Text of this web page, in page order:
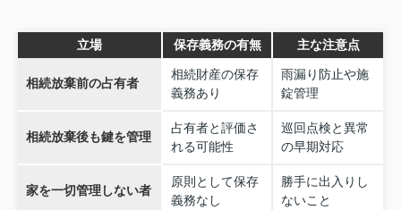
立場 保存義務の有無 主な注意点
相続放棄前の占有者
相続財産の保存
義務あり
雨漏り防止や施
錠管理
相続放棄後も鍵を管理
占有者と評価さ
れる可能性
巡回点検と異常
の早期対応
家を一切管理しない者
原則として保存
義務なし
勝手に出入りし
ないこと